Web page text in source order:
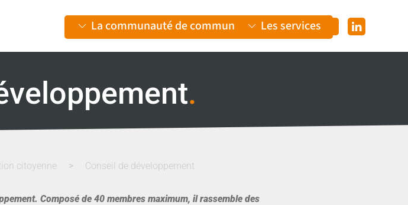
La communauté de communes Les services
.
citoyenne Conseil de développement
Composé de 40 membres maximum, il rassemble des